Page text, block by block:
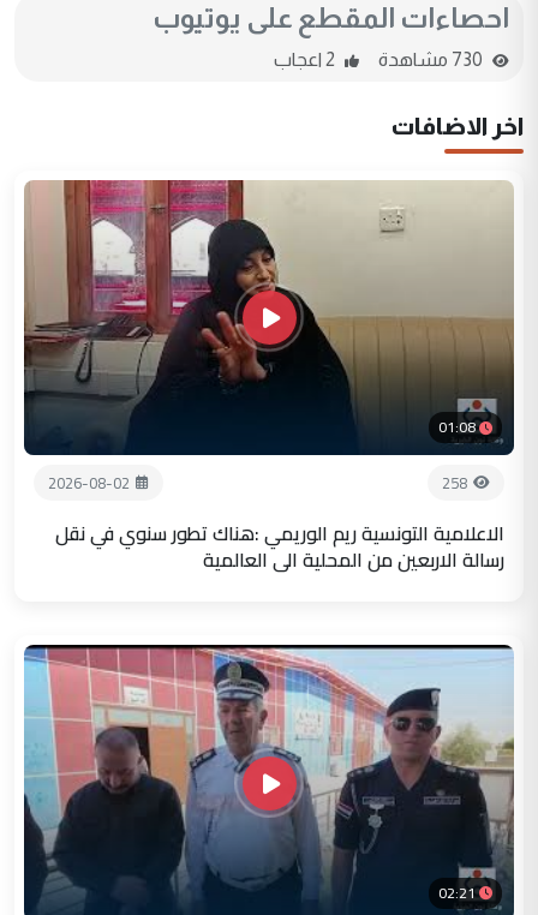
احصاءات المقطع على يوتيوب
اخر الاضافات
01:08
258
2026-08-02
الاعلامية التونسية ريم الوريمي :هناك تطور سنوي في نقل
رسالة الاربعين من المحلية الى العالمية
02:21